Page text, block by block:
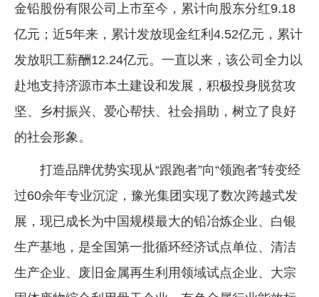
金铅股份有限公司上市至今，累计向股东分红9.18
亿元；近5年来，累计发放现金红利4.52亿元，累计
发放职工薪酬12.24亿元。一直以来，该公司全力以
赴地支持济源市本土建设和发展，积极投身脱贫攻
坚、乡村振兴、爱心帮扶、社会捐助，树立了良好
的社会形象。
打造品牌优势实现从“跟跑者”向“领跑者”转变经
过60余年专业沉淀，豫光集团实现了数次跨越式发
展，现已成长为中国规模最大的铅冶炼企业、白银
生产基地，是全国第一批循环经济试点单位、清洁
生产企业、废旧金属再生利用领域试点企业、大宗